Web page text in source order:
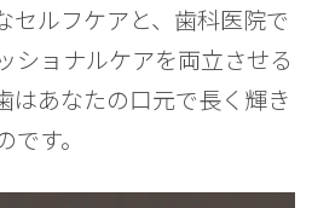
セルフケアと、歯科医院で
ショナルケアを両立させる
はあなたの口元で長く輝き
す。